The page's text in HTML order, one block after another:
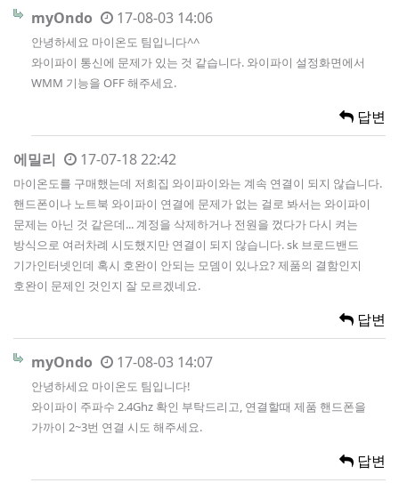
myOndo 17-08-03 14:06
안녕하세요 마이온도 팀입니다^^
와이파이 통신에 문제가 있는 것 같습니다. 와이파이 설정화면에서
WMM 기능을 OFF 해주세요.
답변
에밀리 17-07-18 22:42
마이온도를 구매했는데 저희집 와이파이와는 계속 연결이 되지 않습니다.
핸드폰이나 노트북 와이파이 연결에 문제가 없는 걸로 봐서는 와이파이
문제는 아닌 것 같은데... 계정을 삭제하거나 전원을 껐다가 다시 켜는
방식으로 여러차례 시도했지만 연결이 되지 않습니다. sk 브로드밴드
기가인터넷인데 혹시 호완이 안되는 모뎀이 있나요? 제품의 결함인지
호완이 문제인 것인지 잘 모르겠네요.
답변
myOndo 17-08-03 14:07
안녕하세요 마이온도 팀입니다!
와이파이 주파수 2.4Ghz 확인 부탁드리고, 연결할때 제품 핸드폰을
가까이 2~3번 연결 시도 해주세요.
답변